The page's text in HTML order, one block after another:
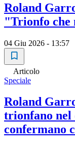
Roland
"Trionfo che
04 Giu 2026 - 13:57
Articolo
Speciale
Roland
trionfano nel
confermano